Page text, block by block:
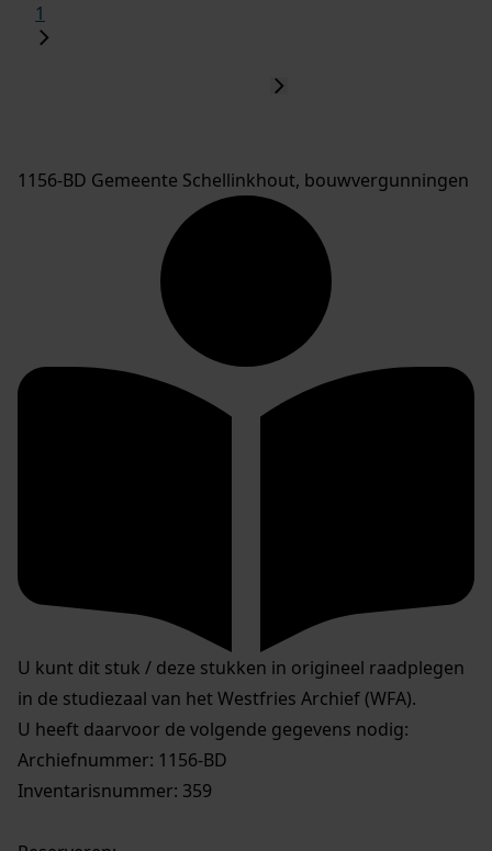
1
1156-BD Gemeente Schellinkhout, bouwvergunningen
U kunt dit stuk / deze stukken in origineel raadplegen
in de studiezaal van het Westfries Archief (WFA).
U heeft daarvoor de volgende gegevens nodig:
Archiefnummer: 1156-BD
Inventarisnummer: 359